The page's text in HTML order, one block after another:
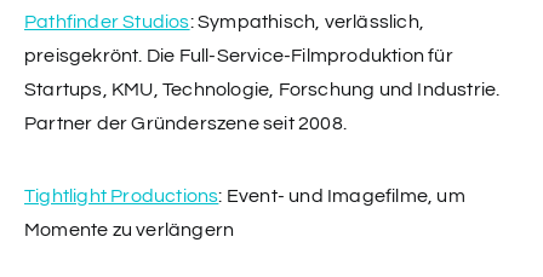
Pathfinder Studios: Sympathisch, verlässlich,
preisgekrönt. Die Full-Service-Filmproduktion für
Startups, KMU, Technologie, Forschung und Industrie.
Partner der Gründerszene seit 2008.
Tightlight Productions: Event- und Imagefilme, um
Momente zu verlängern